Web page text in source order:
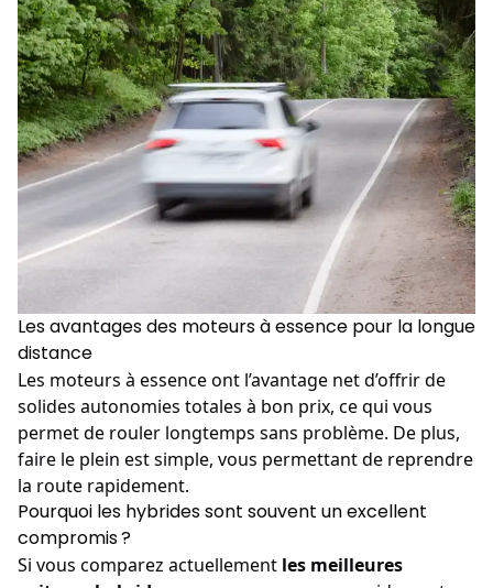
Les avantages des moteurs à essence pour la longue
distance
Les moteurs à essence ont l’avantage net d’offrir de
solides autonomies totales à bon prix, ce qui vous
permet de rouler longtemps sans problème. De plus,
faire le plein est simple, vous permettant de reprendre
la route rapidement.
Pourquoi les hybrides sont souvent un excellent
compromis ?
Si vous comparez actuellement les meilleures